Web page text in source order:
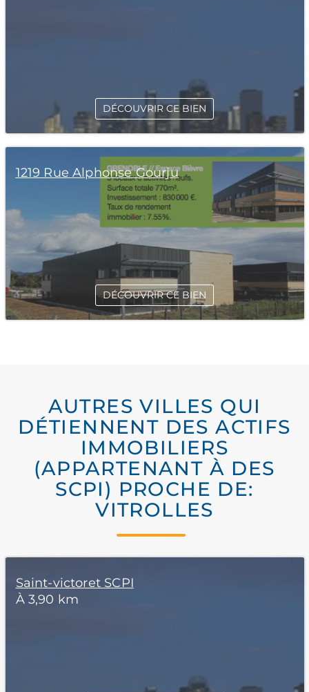
DÉCOUVRIR CE BIEN
1219 Rue Alphonse Gourju
DÉCOUVRIR CE BIEN
AUTRES VILLES QUI
DÉTIENNENT DES ACTIFS
IMMOBILIERS
(APPARTENANT À DES
SCPI) PROCHE DE:
VITROLLES
Saint-victoret SCPI
À 3,90 km